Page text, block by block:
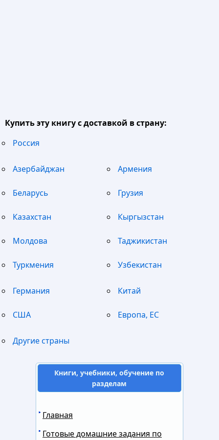
Купить эту книгу с доставкой в страну:
Россия
Азербайджан Армения
Беларусь Грузия
Казахстан Кыргызстан
Молдова Таджикистан
Туркмения Узбекистан
Германия Китай
США Европа, ЕС
Другие страны
Книги, учебники, обучение по
разделам
Главная
Готовые домашние задания по